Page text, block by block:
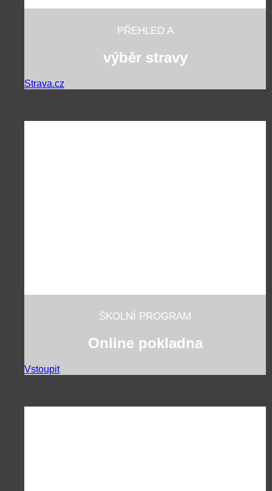
PŘEHLED A
výběr stravy
Strava.cz
ŠKOLNÍ PROGRAM
Online pokladna
Vstoupit